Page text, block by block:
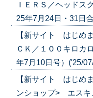
ＩＥＲＳ／ヘッドス
25年7月24日・31日
【新サイト はじめ
ＣＫ／１００キロカ
年7月10日号）('25/
【新サイト はじめ
ンショップ> エスキ